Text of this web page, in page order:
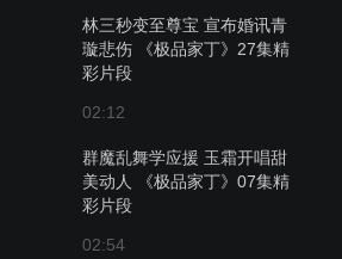
林三秒变至尊宝 宣布婚讯青
璇悲伤 《极品家丁》27集精
彩片段
02:12
群魔乱舞学应援 玉霜开唱甜
美动人 《极品家丁》07集精
彩片段
02:54